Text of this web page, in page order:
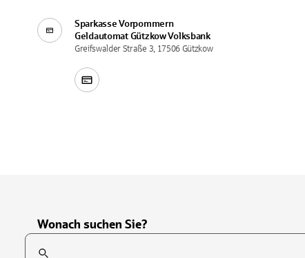
Sparkasse Vorpommern
Geldautomat Gützkow Volksbank
Greifswalder Straße 3, 17506 Gützkow
Wonach suchen Sie?
Suchfeld